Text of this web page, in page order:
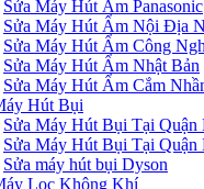
Sửa Máy Hút Ẩm Panasonic
Sửa Máy Hút Ẩm Nội Địa
Sửa Máy Hút Ẩm Công
Sửa Máy Hút Ẩm Nhật Bản
Sửa Máy Hút Ẩm Cắm
Hút Bụi
Sửa Máy Hút Bụi Tại
Sửa Máy Hút Bụi Tại Quận
Sửa máy hút bụi Dyson
Lọc Không Khí